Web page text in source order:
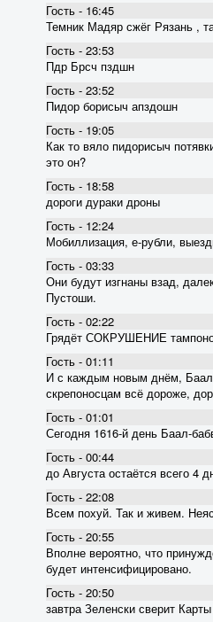
Гость - 16:45
Темник Мадяр сжёг Рязань ,
Гость - 23:53
Пдр Брсч пздшн
Гость - 23:52
Пидор борисыч апздошн
Гость - 19:05
Как то вяло пидорисыч
это он?
Гость - 18:58
дороги дураки дроны
Гость - 12:24
Мобиллизация, е-рубли,
Гость - 03:33
Они будут изгнаны взад,
Пустоши.
Гость - 02:22
Грядёт СОКРУШЕНИЕ
Гость - 01:11
И с каждым новым днём,
скрепоносцам всё дороже,
Гость - 01:01
Сегодня 1616-й день Баал-
Гость - 00:44
до Августа остаётся всего 4
Гость - 22:08
Всем похуй. Так и живем.
Гость - 20:55
Вполне вероятно, что
будет интенсифицировано.
Гость - 20:50
завтра Зеленски сверит